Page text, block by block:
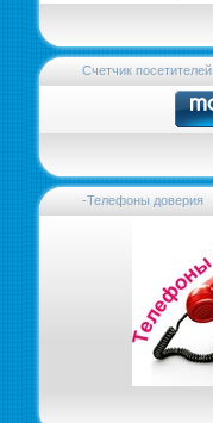
Счетчик посетителей
-Телефоны доверия